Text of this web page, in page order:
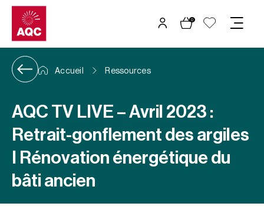
Panneau de gestion des cookies
0
Accueil Ressources
AQC TV LIVE – Avril 2023 :
Retrait-gonflement des argiles
I Rénovation énergétique du
bâti ancien